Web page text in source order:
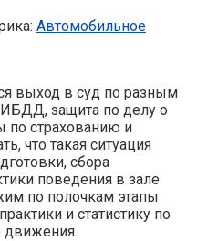
Автомобильное
выход в суд по разным
защита по делу о
по страхованию и
что такая ситуация
сбора
поведения в зале
по полочкам этапы
и статистику по
движения.